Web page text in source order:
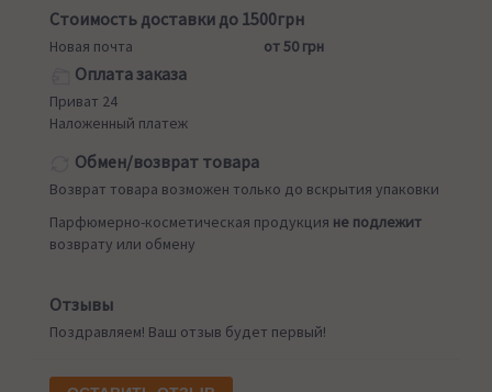
Стоимость доставки до 1500грн
Новая почта от 50 грн
Оплата заказа
Приват 24
Наложенный платеж
Обмен/возврат товара
Возврат товара возможен только до вскрытия упаковки
Парфюмерно-косметическая продукция не подлежит
возврату или обмену
Отзывы
Поздравляем! Ваш отзыв будет первый!